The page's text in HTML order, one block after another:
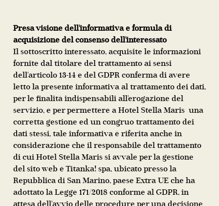
Presa visione dell'informativa e formula di
acquisizione del consenso dell'interessato
Il sottoscritto interessato, acquisite le informazioni
fornite dal titolare del trattamento ai sensi
dell'articolo 13-14 e del GDPR conferma di avere
letto la presente informativa al trattamento dei dati,
per le finalità indispensabili all'erogazione del
servizio, e per permettere a Hotel Stella Maris una
corretta gestione ed un congruo trattamento dei
dati stessi, tale informativa è riferita anche in
considerazione che il responsabile del trattamento
di cui Hotel Stella Maris si avvale per la gestione
del sito web è Titanka! spa, ubicato presso la
Repubblica di San Marino, paese Extra UE che ha
adottato la Legge 171/2018 conforme al GDPR, in
attesa dell'avvio delle procedure per una decisione